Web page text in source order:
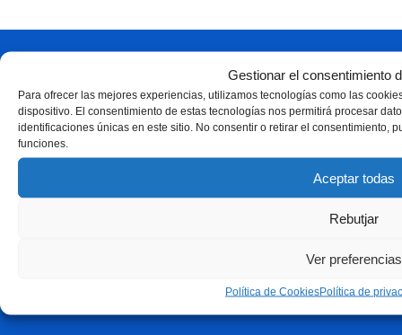
Gestionar el consentimiento
Para ofrecer las mejores experiencias, utilizamos tecnologías como las
dispositivo. El consentimiento de estas tecnologías nos permitirá procesar
identificaciones únicas en este sitio. No consentir o retirar el consentimiento,
funciones.
Aceptar todas
Rebutjar
Ver preferencias
Política de CookiesPolítica de